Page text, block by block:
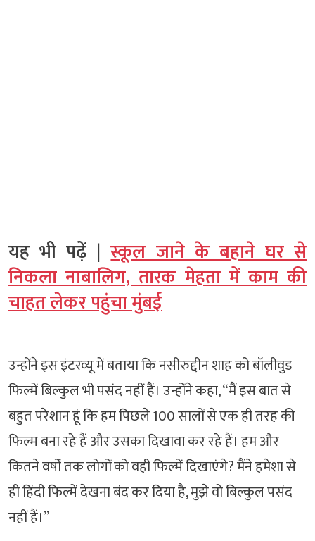
यह भी पढ़ें |स्कूल जाने के बहाने घर से
निकला नाबालिग, तारक मेहता में काम की
चाहत लेकर पहुंचा मुंबई
उन्होंने इस इंटरव्यू में बताया कि नसीरुद्दीन शाह को बॉलीवुड
फिल्में बिल्कुल भी पसंद नहीं हैं। उन्होंने कहा, “मैं इस बात से
बहुत परेशान हूं कि हम पिछले 100 सालों से एक ही तरह की
फिल्म बना रहे हैं और उसका दिखावा कर रहे हैं। हम और
कितने वर्षों तक लोगों को वही फिल्में दिखाएंगे? मैंने हमेशा से
ही हिंदी फिल्में देखना बंद कर दिया है, मुझे वो बिल्कुल पसंद
नहीं हैं।”